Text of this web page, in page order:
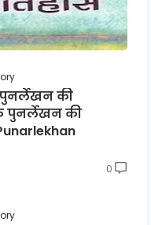
पुनर्लेखन की
पुनर्लेखन की
0